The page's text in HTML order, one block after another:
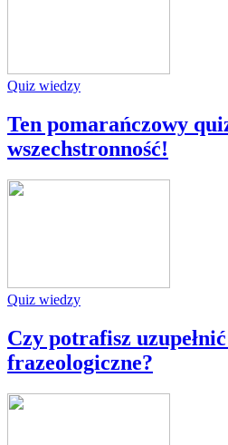
Quiz wiedzy
Ten pomarańczowy
wszechstronność!
Quiz wiedzy
Czy potrafisz
frazeologiczne?